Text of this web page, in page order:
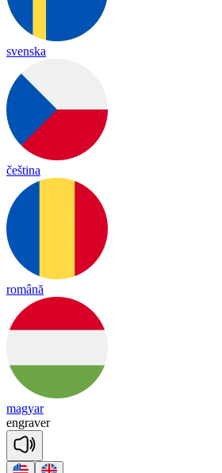
svenska
čeština
română
magyar
engraver